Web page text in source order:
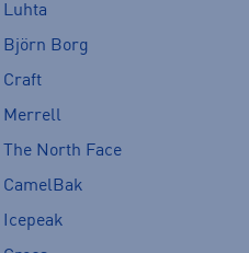
Luhta
Björn Borg
Craft
Merrell
The North Face
CamelBak
Icepeak